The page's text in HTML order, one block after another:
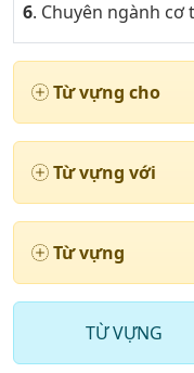
6. Chuyên ngành cơ
7. Chuyên ngành cơ
8. Chuyên ngành cơ
9. Ngành công
10. Ngành công
11. Ngành công
14. Chuyên ngành
Từ vựng cho
Từ vựng với
Từ vựng
TỪ VỰNG